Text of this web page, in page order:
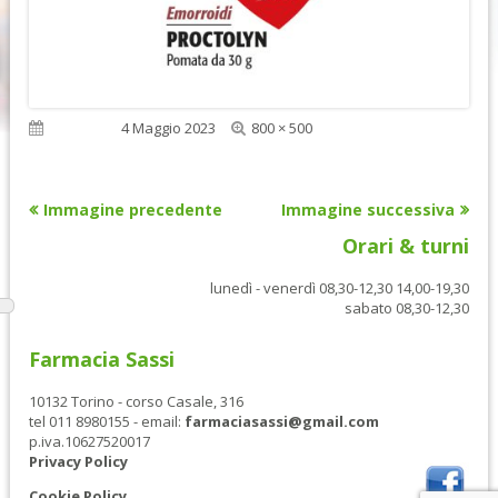
Pubblicato4 Maggio 2023
Dimensione
800 × 500
Immagine precedente Immagine successiva
Orari & turni
lunedì - venerdì 08,30-12,30 14,00-19,30
sabato 08,30-12,30
Farmacia Sassi
10132 Torino - corso Casale, 316
tel 011 8980155 - email: farmaciasassi@gmail.com
p.iva.10627520017
Privacy Policy